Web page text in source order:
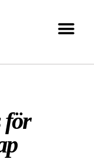
för